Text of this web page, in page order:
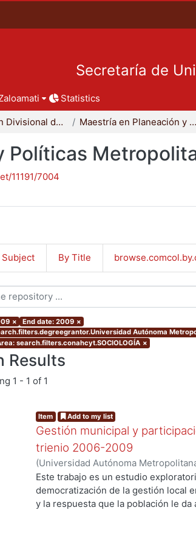
Secretaría de
Statistics
Coordinación Divisional de Posgrado Maestría en Planeación y Políticas Metropolitanas
Políticas
11191/7004
Subject By Title
× End date: 2009 ×
Autónoma
search.filters.conahcyt.SOCIOLOGÍA ×
Results
1 - 1 of 1
Item Add to my list
Gestión municipal y
trienio 2006-2009
(Universidad Autónoma
de Servicios de Información.,2009-
Este trabajo es un estudio
democratización de la gestión local
y la respuesta que la población le